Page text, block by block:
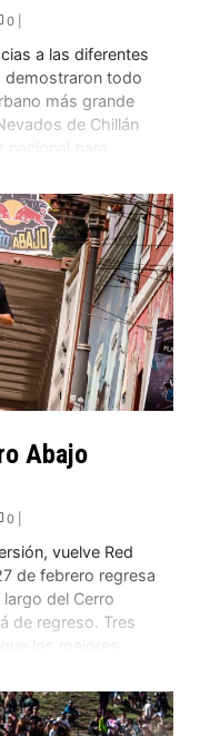
0 |
a las diferentes
demostraron todo
más grande
de Chillán
para
Abajo
0 |
vuelve Red
de febrero regresa
del Cerro
de regreso. Tres
los mejores